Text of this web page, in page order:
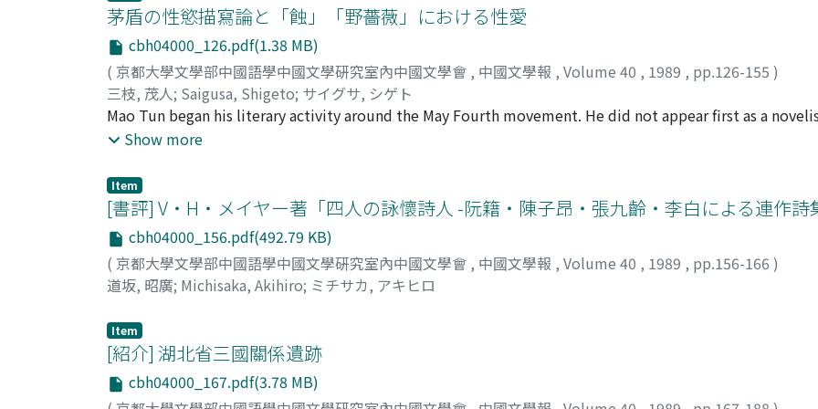
was only one of the many intellectuals who had done so.
montage of young and old age. As an alienated madman his existence was marginal, but he established
poet under these insane circumstances. Lu You was perhaps the only poet who repeatedly described his
area as a kind of "tai-ping 太平 (peaceful)" existence. To most people of his time, the notion of peace
attained until the country restored its integral territory used to be dwelt by the whole Han 漢 race. As Lu
himself as a "madman" who deviated from social norms and values, he could therefore create a kind of
became his own reality.
poem as written in the style of the Ch'u-T'ang-ssu-chieh 初唐四傑. What the Ssu-k'u-t'i-yao implied was
like those of the Ch'u-T'ang-ssu-chieh, possesed a unique rhythm characteristic of the poet's personal
works, the most popular pieces that Wu had written were his long historical poems which had come to
Mei-ts'un-t'i 梅村體 style. These poems dealt with contemporary issues and they therefore enjoyed a
people. In his time, it was fashionable for narratives and dramas to depict realistically historical and
followed this trend in his poems. Apart from the "Mei-ts'un-t'i" style, Wu had also composed poems
but he apparently did not have a good mastery over short poems. In general, Wu's works were said to
with sincerity seldom showed traces of classical allusions. While his early pieces indicated strong
school, some of his later works were much closer to the Sung 宋 style. It might appear to be puzzling
which aimed at ordinary human desires, erotic sensations and physical pleasures in sexual intercourse.
idea of sex exceeded beyond his theories of sexual intercourse as disease and distortion, thus resulting
that his works had trespassed the frame of his theories.
茅盾の性慾描寫論と「蝕」「野薔薇」における性愛
cbh04000_126.pdf(1.38 MB)
( 京都大學文學部中國語學中國文學硏究室內中國文學會 , 中國文學報 , Volume 40 , 1989 , pp.126-155 )
三枝, 茂人; Saigusa, Shigeto; サイグサ, シゲト
Mao Tun began his literary activity around the May Fourth movement. He did not appear first as a
known intepreter, critic and editor in China. In his youth he had showed concern for such issues as
Description in Chinese Literature in June 1927. Three months later he wrote Disillusion to establish
Interestingly, much more sexual descriptions could be found in his earlier novels than in such later
Midnight or Spring Silkworms. By comparing his trilogy Eclipse with some of the stories in his first
stories Wild Roses, this study aims at explaining Mao Tun's idea of sexual descriptions in narratives and
techniques he himself employed in his works. According to Mao Tun, the description of sex in literary
morbid sexual desire, itself a kind of social and psycological disease worthy of studying". He praised Guy
His theory apparently showed traces of naturalism, and he denied traditional Chinese pornographies and
more sexual literature should appear in China. However, his own works did not seem to indicate his
of sexual intercourse as morbid disease which Emile Zola suggested in his works Nana and Terese Requin
dealt with in depth by Mao Tun. What he had depicted were
Show more
Item
[書評] V・H・メイヤー著「四人の詠懷詩人 -阮籍・陳子昂・張九齡・李白による連作詩
cbh04000_156.pdf(492.79 KB)
( 京都大學文學部中國語學中國文學硏究室內中國文學會 , 中國文學報 , Volume 40 , 1989 , pp.156-166 )
道坂, 昭廣; Michisaka, Akihiro; ミチサカ, アキヒロ
Item
[紹介] 湖北省三國關係遺跡
cbh04000_167.pdf(3.78 MB)